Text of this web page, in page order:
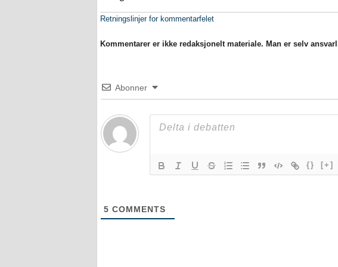
Retningslinjer for kommentarfelet
Kommentarer er ikke redaksjonelt materiale. Man er selv
Abonner
{} [+]
5 COMMENTS